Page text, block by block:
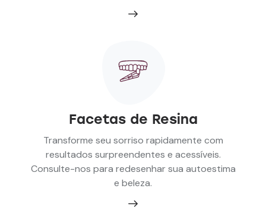
Facetas de Resina
Transforme seu sorriso rapidamente com
resultados surpreendentes e acessíveis.
Consulte-nos para redesenhar sua autoestima
e beleza.